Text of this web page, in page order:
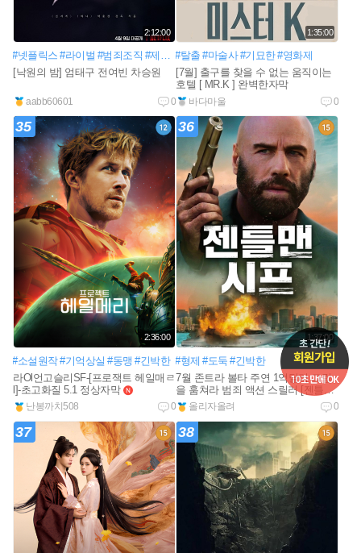
2:12:00
#넷플릭스 #라이벌 #범죄조직 #제주도 #에이스#밤풍경 #삶의끝
[낙원의 밤] 엄태구 전여빈 차승원
aabb60601 0
1:35:00
#탈출 #마술사 #기묘한#영화제
[7월] 출구를 찾을 수 없는 움직이는
호텔 [ MR.K ] 완벽한자막
바다마울 0
35
2:36:00
#소설원작#기억상실 #동맹 #긴박한
라Ol언고슬리SF-[프로잭트 헤일매ㄹ
l]-초고화질 5.1 정상자막 new
난봉까치508 0
36
1:37:00
#형제 #도둑 #긴박한
7월 존트라 볼타 주연 1억달러 그림
을 훔쳐라 범죄 액션 스릴러 [젠틀만l
ㅅl프] 1080P 완벽자막
올리자올려 0
37 38